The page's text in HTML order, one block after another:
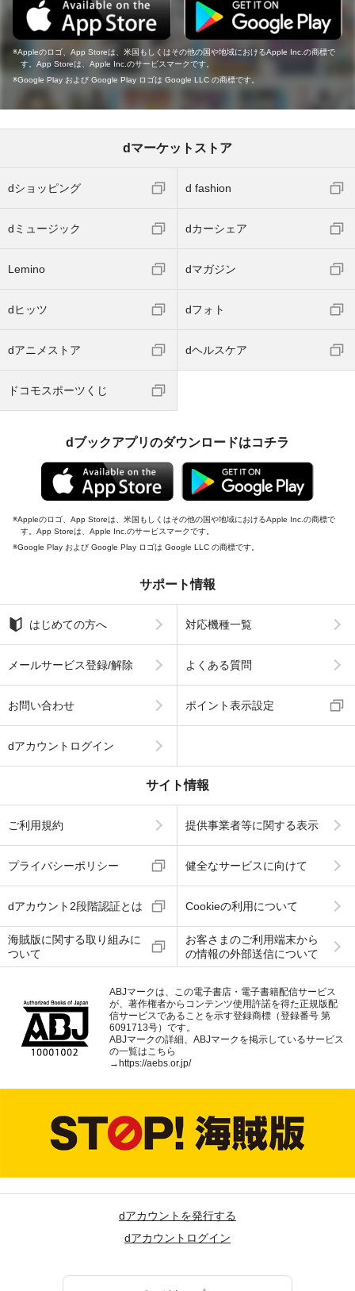
Appleのロゴ、App Storeは、米国もしくはその他の国や地域におけるApple Inc.の商標で
す。App Storeは、Apple Inc.のサービスマークです。
Google Play および Google Play ロゴは Google LLC の商標です。
dマーケットストア
dショッピング d fashion
dミュージック dカーシェア
Lemino dマガジン
dヒッツ dフォト
dアニメストア dヘルスケア
ドコモスポーツくじ
dブックアプリのダウンロードはコチラ
Appleのロゴ、App Storeは、米国もしくはその他の国や地域におけるApple Inc.の商標で
す。App Storeは、Apple Inc.のサービスマークです。
Google Play および Google Play ロゴは Google LLC の商標です。
サポート情報
はじめての方へ 対応機種一覧
メールサービス登録/解除 よくある質問
お問い合わせ ポイント表示設定
dアカウントログイン
サイト情報
ご利用規約 提供事業者等に関する表示
プライバシーポリシー 健全なサービスに向けて
dアカウント2段階認証とは Cookieの利用について
海賊版に関する取り組みに
ついて
お客さまのご利用端末から
の情報の外部送信について
ABJマークは、この電子書店・電子書籍配信サービス
が、著作権者からコンテンツ使用許諾を得た正規版配
信サービスであることを示す登録商標（登録番号 第
6091713号）です。
ABJマークの詳細、ABJマークを掲示しているサービス
の一覧はこちら
→ https://aebs.or.jp/
dアカウントを発行する
dアカウントログイン